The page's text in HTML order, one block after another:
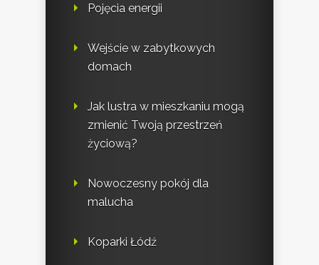
Pojęcia energii
Wejście w zabytkowych
domach
Jak lustra w mieszkaniu mogą
zmienić Twoją przestrzeń
życiową?
Nowoczesny pokój dla
malucha
Koparki Łódź